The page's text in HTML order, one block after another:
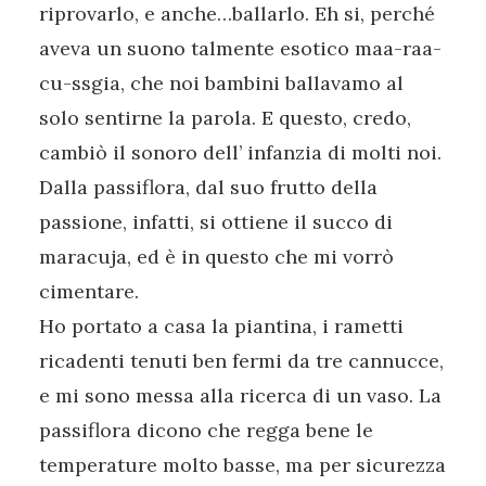
riprovarlo, e anche…ballarlo. Eh si, perché
aveva un suono talmente esotico maa-raa-
cu-ssgia, che noi bambini ballavamo al
solo sentirne la parola. E questo, credo,
cambiò il sonoro dell’ infanzia di molti noi.
Dalla passiflora, dal suo frutto della
passione, infatti, si ottiene il succo di
maracuja, ed è in questo che mi vorrò
cimentare.
Ho portato a casa la piantina, i rametti
ricadenti tenuti ben fermi da tre cannucce,
e mi sono messa alla ricerca di un vaso. La
passiflora dicono che regga bene le
temperature molto basse, ma per sicurezza